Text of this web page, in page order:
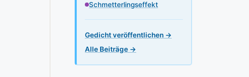
Schmetterlingseffekt
Gedicht veröffentlichen →
Alle Beiträge →